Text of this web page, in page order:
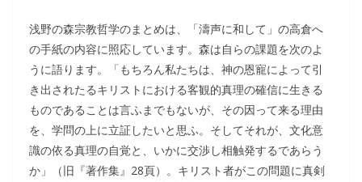
浅野の森宗教哲学のまとめは、「濤声に和して」の高倉へ
の手紙の内容に照応しています。森は自らの課題を次のよ
うに語ります。「もちろん私たちは、神の恩寵によって引
き出されたるキリストにおける客観的真理の確信に生きる
ものであることは言ふまでもないが、その因って来る理由
を、学問の上に立証したいと思ふ。そしてそれが、文化意
識の依る真理の自覚と、いかに交渉し相触発するであらう
か」（旧『著作集』28頁）。キリスト者がこの問題に真剣